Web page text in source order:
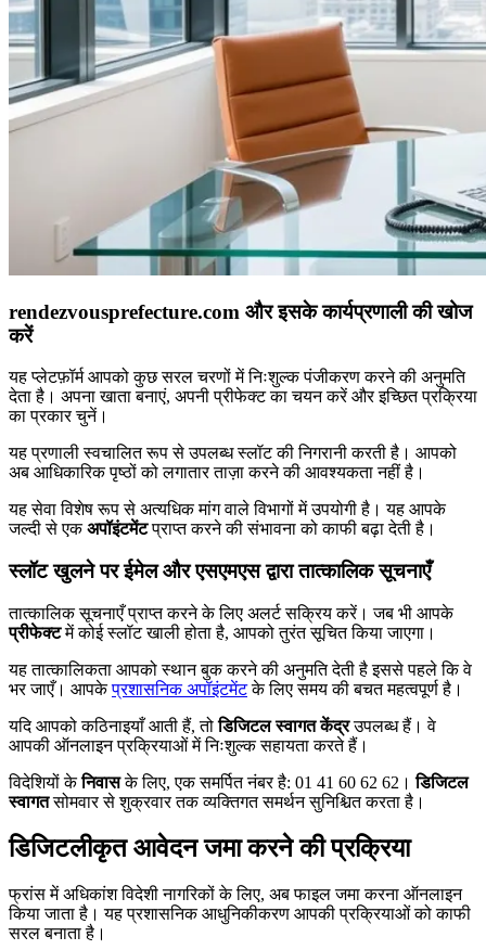
rendezvousprefecture.com और इसके कार्यप्रणाली की खोज
करें
यह प्लेटफ़ॉर्म आपको कुछ सरल चरणों में निःशुल्क पंजीकरण करने की अनुमति
देता है। अपना खाता बनाएं, अपनी प्रीफेक्ट का चयन करें और इच्छित प्रक्रिया
का प्रकार चुनें।
यह प्रणाली स्वचालित रूप से उपलब्ध स्लॉट की निगरानी करती है। आपको
अब आधिकारिक पृष्ठों को लगातार ताज़ा करने की आवश्यकता नहीं है।
यह सेवा विशेष रूप से अत्यधिक मांग वाले विभागों में उपयोगी है। यह आपके
जल्दी से एकअपॉइंटमेंटप्राप्त करने की संभावना को काफी बढ़ा देती है।
स्लॉट खुलने पर ईमेल और एसएमएस द्वारा तात्कालिक सूचनाएँ
तात्कालिक सूचनाएँ प्राप्त करने के लिए अलर्ट सक्रिय करें। जब भी आपके
प्रीफेक्टमें कोई स्लॉट खाली होता है, आपको तुरंत सूचित किया जाएगा।
यह तात्कालिकता आपको स्थान बुक करने की अनुमति देती है इससे पहले कि वे
भर जाएँ। आपकेप्रशासनिक अपॉइंटमेंटके लिए समय की बचत महत्वपूर्ण है।
यदि आपको कठिनाइयाँ आती हैं, तोडिजिटल स्वागत केंद्रउपलब्ध हैं। वे
आपकी ऑनलाइन प्रक्रियाओं में निःशुल्क सहायता करते हैं।
विदेशियों केनिवासके लिए, एक समर्पित नंबर है: 01 41 60 62 62।डिजिटल
स्वागतसोमवार से शुक्रवार तक व्यक्तिगत समर्थन सुनिश्चित करता है।
डिजिटलीकृत आवेदन जमा करने की प्रक्रिया
फ्रांस में अधिकांश विदेशी नागरिकों के लिए, अब फाइल जमा करना ऑनलाइन
किया जाता है। यह प्रशासनिक आधुनिकीकरण आपकी प्रक्रियाओं को काफी
सरल बनाता है।